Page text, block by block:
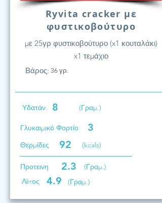
Ryvita cracker με
φυστικοβούτυρο
με 25γρ φυστικοβούτυρο (x1 κουταλάκι)
x1 τεμάχιο
Βάρος: 36 γρ.
Υδατάν. 8 (Γραμ.)
Γλυκαιμικό Φορτίο 3
Θερμίδες 92 (kcals)
Προτεινη 2.3
(Γραμ.)
Λίπος
4.9 (Γραμ.)